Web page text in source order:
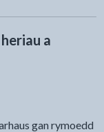
a
gan rymoedd